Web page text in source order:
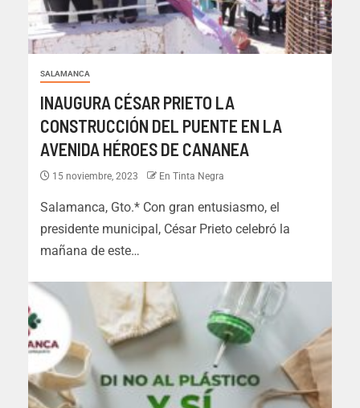
SALAMANCA
INAUGURA CÉSAR PRIETO LA
CONSTRUCCIÓN DEL PUENTE EN LA
AVENIDA HÉROES DE CANANEA
15 noviembre, 2023 En Tinta Negra
Salamanca, Gto.* Con gran entusiasmo, el
presidente municipal, César Prieto celebró la
mañana de este…